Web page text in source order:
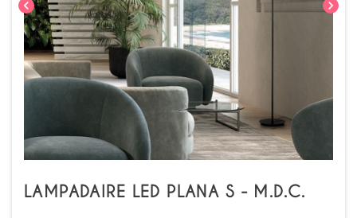
chevron_left chevron_right
LAMPADAIRE LED PLANA S - M.D.C.